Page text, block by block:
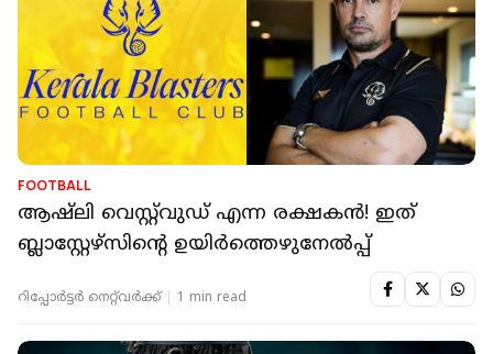
FOOTBALL
ആഷ്ലി വെസ്റ്റ്‌വുഡ് എന്ന രക്ഷകൻ! ഇത്
ബ്ലാസ്റ്റേഴ്സിന്റെ ഉയിർത്തെഴുനേൽപ്പ്
റിപ്പോർട്ടർ നെറ്റ്‌വര്‍ക്ക്‌ 1 min read